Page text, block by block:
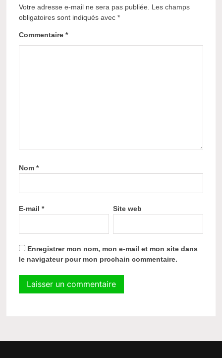
Votre adresse e-mail ne sera pas publiée.
Les champs
obligatoires sont indiqués avec*
Commentaire*
Nom*
E-mail* Site web
Enregistrer mon nom, mon e-mail et mon site dans
le navigateur pour mon prochain commentaire.